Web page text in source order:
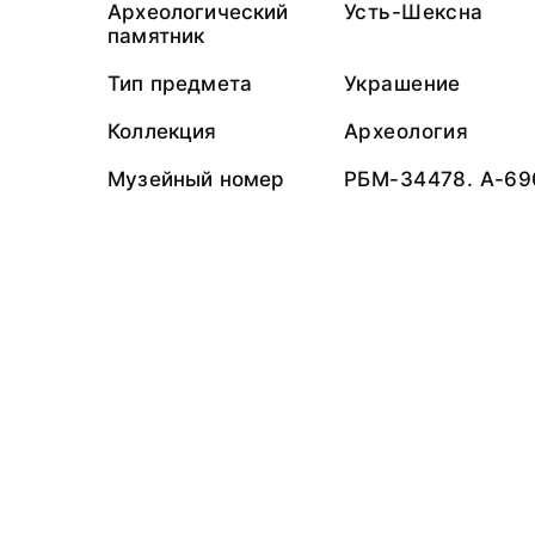
Археологический
памятник
Усть-Шексна
Тип предмета
Украшение
Коллекция
Археология
Музейный номер
РБМ-34478. А-